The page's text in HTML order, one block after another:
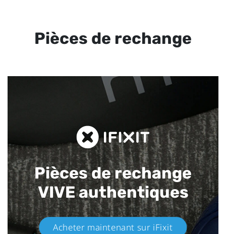
Pièces de rechange
Pièces de rechange
VIVE authentiques​
Acheter maintenant sur iFixit​